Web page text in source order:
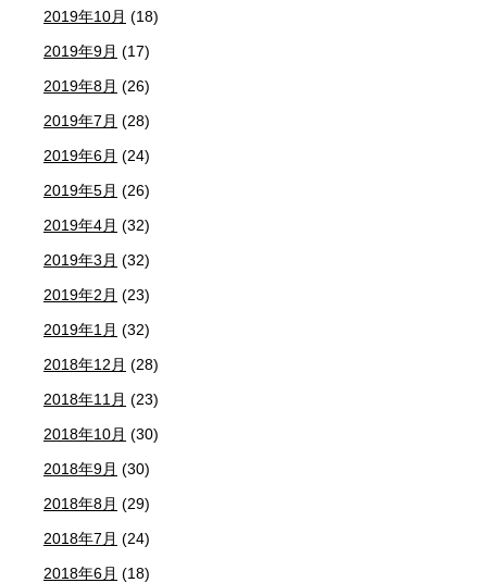
2019年10月 (18)
2019年9月 (17)
2019年8月 (26)
2019年7月 (28)
2019年6月 (24)
2019年5月 (26)
2019年4月 (32)
2019年3月 (32)
2019年2月 (23)
2019年1月 (32)
2018年12月 (28)
2018年11月 (23)
2018年10月 (30)
2018年9月 (30)
2018年8月 (29)
2018年7月 (24)
2018年6月 (18)